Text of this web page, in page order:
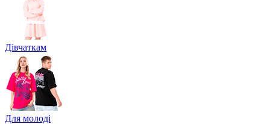
Дівчаткам
Для молоді